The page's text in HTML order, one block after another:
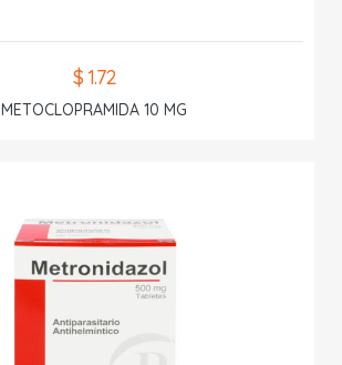
$ 1.72
METOCLOPRAMIDA 10 MG